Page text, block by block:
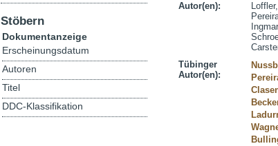
Autor(en):
Ingmar
Tübinger
Autor(en):
Stöbern
Dokumentanzeige
Erscheinungsdatum
Autoren
Titel
DDC-Klassifikation